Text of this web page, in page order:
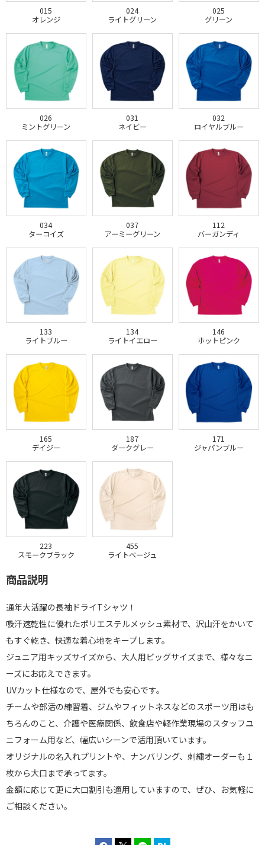
015
オレンジ
024
ライトグリーン
025
グリーン
026
ミントグリーン
031
ネイビー
032
ロイヤルブルー
034
ターコイズ
037
アーミーグリーン
112
バーガンディ
133
ライトブルー
134
ライトイエロー
146
ホットピンク
165
デイジー
187
ダークグレー
171
ジャパンブルー
223
スモークブラック
455
ライトベージュ
商品説明
通年大活躍の長袖ドライTシャツ！
吸汗速乾性に優れたポリエステルメッシュ素材で、沢山汗をかいて
もすぐ乾き、快適な着心地をキープします。
ジュニア用キッズサイズから、大人用ビッグサイズまで、様々なニ
ーズにお応えできます。
UVカット仕様なので、屋外でも安心です。
チームや部活の練習着、ジムやフィットネスなどのスポーツ用はも
ちろんのこと、介護や医療関係、飲食店や軽作業現場のスタッフユ
ニフォーム用など、幅広いシーンで活用頂いています。
オリジナルの名入れプリントや、ナンバリング、刺繍オーダーも１
枚から大口まで承ってます。
金額に応じて更に大口割引も適用していますので、ぜひ、お気軽に
ご相談ください。